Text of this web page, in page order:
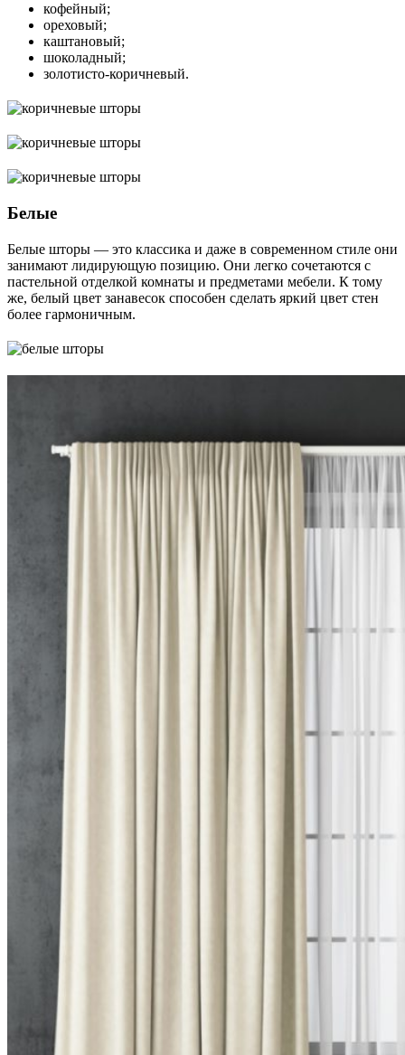
кофейный;
ореховый;
каштановый;
шоколадный;
золотисто-коричневый.
Белые
Белые шторы ― это классика и даже в современном стиле они
занимают лидирующую позицию. Они легко сочетаются с
пастельной отделкой комнаты и предметами мебели. К тому
же, белый цвет занавесок способен сделать яркий цвет стен
более гармоничным.